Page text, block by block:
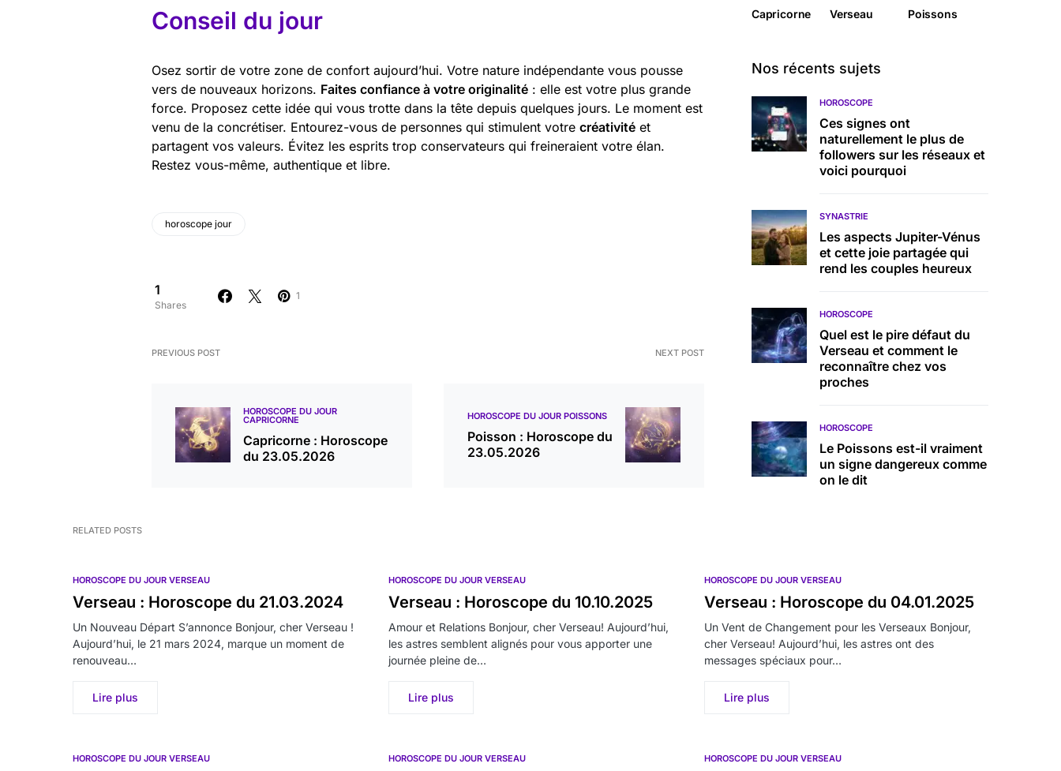
Conseil du jour
Osez sortir de votre zone de confort aujourd’hui. Votre nature indépendante vous pousse
vers de nouveaux horizons. Faites confiance à votre originalité : elle est votre plus grande
force. Proposez cette idée qui vous trotte dans la tête depuis quelques jours. Le moment est
venu de la concrétiser. Entourez-vous de personnes qui stimulent votre créativité et
partagent vos valeurs. Évitez les esprits trop conservateurs qui freineraient votre élan.
Restez vous-même, authentique et libre.
horoscope jour
1
Shares
1
PREVIOUS POST
HOROSCOPE DU JOUR
CAPRICORNE
Capricorne : Horoscope
du 23.05.2026
NEXT POST
HOROSCOPE DU JOUR POISSONS
Poisson : Horoscope du
23.05.2026
Capricorne Verseau Poissons
Nos récents sujets
HOROSCOPE
Ces signes ont
naturellement le plus de
followers sur les réseaux et
voici pourquoi
SYNASTRIE
Les aspects Jupiter-Vénus
et cette joie partagée qui
rend les couples heureux
HOROSCOPE
Quel est le pire défaut du
Verseau et comment le
reconnaître chez vos
proches
HOROSCOPE
Le Poissons est-il vraiment
un signe dangereux comme
on le dit
RELATED POSTS
HOROSCOPE DU JOUR VERSEAU
Verseau : Horoscope du 21.03.2024
Un Nouveau Départ S’annonce Bonjour, cher Verseau !
Aujourd’hui, le 21 mars 2024, marque un moment de
renouveau…
Lire plus
HOROSCOPE DU JOUR VERSEAU
Verseau : Horoscope du 10.10.2025
Amour et Relations Bonjour, cher Verseau! Aujourd’hui,
les astres semblent alignés pour vous apporter une
journée pleine de…
Lire plus
HOROSCOPE DU JOUR VERSEAU
Verseau : Horoscope du 04.01.2025
Un Vent de Changement pour les Verseaux Bonjour,
cher Verseau! Aujourd’hui, les astres ont des
messages spéciaux pour…
Lire plus
HOROSCOPE DU JOUR VERSEAU HOROSCOPE DU JOUR VERSEAU HOROSCOPE DU JOUR VERSEAU